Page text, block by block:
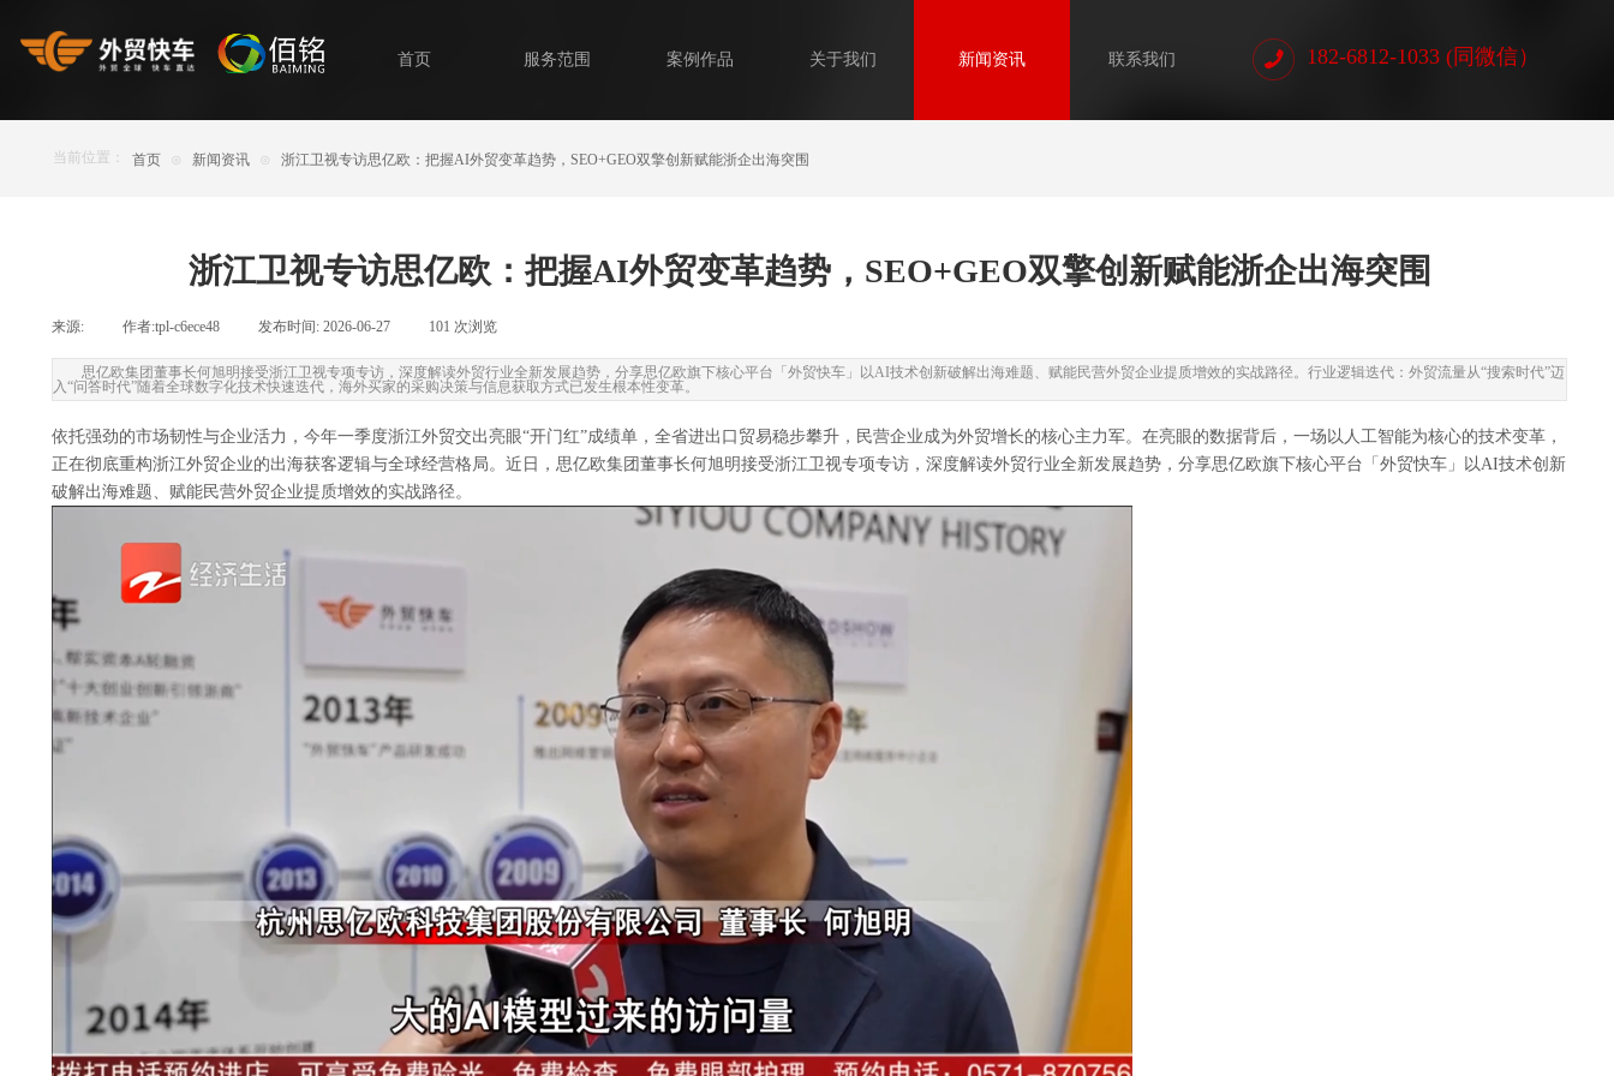
首页 服务范围 案例作品 关于我们 新闻资讯 联系我们 182-6812-1033 (同微信）
首页 ⊙ 新闻资讯 ⊙ 浙江卫视专访思亿欧：把握AI外贸变革趋势，SEO+GEO双擎创新赋能浙企出海突围
当前位置：
浙江卫视专访思亿欧：把握AI外贸变革趋势，SEO+GEO双擎创新赋能浙企出海突围
来源: 作者:tpl-c6ece48 发布时间: 2026-06-27 101 次浏览
思亿欧集团董事长何旭明接受浙江卫视专项专访，深度解读外贸行业全新发展趋势，分享思亿欧旗下核心平台「外贸快车」以AI技术创新破解出海难题、赋能民营外贸企业提质增效的实战路径。行业逻辑迭代：外贸流量从“搜索时代”迈
入“问答时代”随着全球数字化技术快速迭代，海外买家的采购决策与信息获取方式已发生根本性变革。
依托强劲的市场韧性与企业活力，今年一季度浙江外贸交出亮眼“开门红”成绩单，全省进出口贸易稳步攀升，民营企业成为外贸增长的核心主力军。在亮眼的数据背后，一场以人工智能为核心的技术变革，
正在彻底重构浙江外贸企业的出海获客逻辑与全球经营格局。近日，思亿欧集团董事长何旭明接受浙江卫视专项专访，深度解读外贸行业全新发展趋势，分享思亿欧旗下核心平台「外贸快车」以AI技术创新
破解出海难题、赋能民营外贸企业提质增效的实战路径。